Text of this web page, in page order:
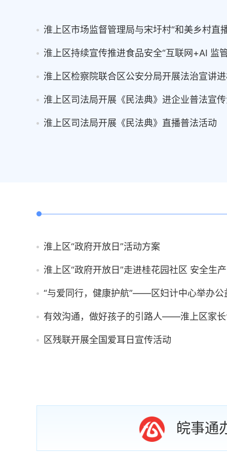
淮上区持续宣传推进食品安全“互联网+AI 监
淮上区检察院联合区公安分局开展法治宣讲
淮上区司法局开展《民法典》进企业普法宣
淮上区司法局开展《民法典》直播普法活动
淮上区“政府开放日”活动方案
区残联开展全国爱耳日宣传活动
皖事通